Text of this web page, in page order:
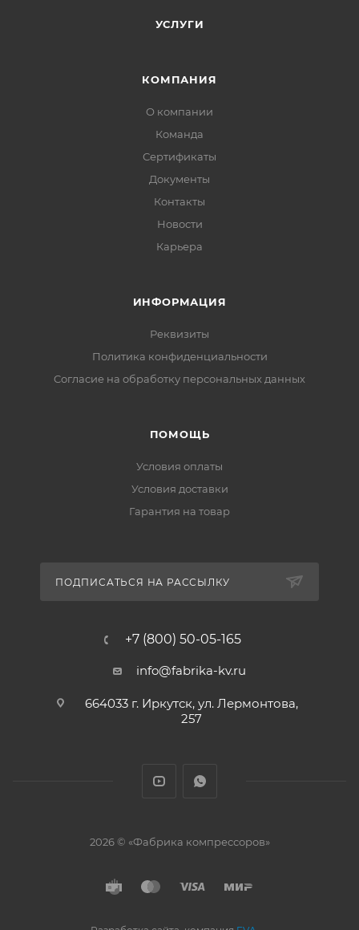
УСЛУГИ
КОМПАНИЯ
О компании
Команда
Сертификаты
Документы
Контакты
Новости
Карьера
ИНФОРМАЦИЯ
Реквизиты
Политика конфиденциальности
Cогласие на обработку персональных данных
ПОМОЩЬ
Условия оплаты
Условия доставки
Гарантия на товар
ПОДПИСАТЬСЯ НА РАССЫЛКУ
+7 (800) 50-05-165
info@fabrika-kv.ru
664033 г. Иркутск, ул. Лермонтова,
257
2026 © «Фабрика компрессоров»